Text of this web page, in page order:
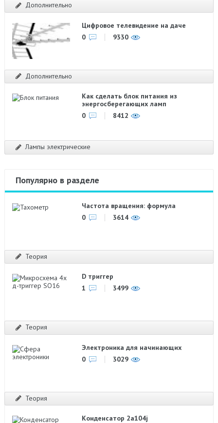
Дополнительно
Цифровое телевидение на даче
0
9330
Дополнительно
Как сделать блок питания из
энергосберегающих ламп
0
8412
Лампы электрические
Популярно в разделе
Частота вращения: формула
0
3614
Теория
D триггер
1
3499
Теория
Электроника для начинающих
0
3029
Теория
Конденсатор 2a104j